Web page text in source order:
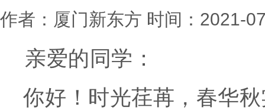
作者：厦门新东方 时间：2021-
亲爱的同学：
你好！时光荏苒，春华